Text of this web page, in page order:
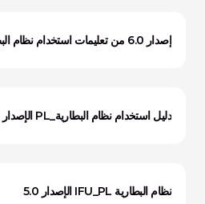
إصدار 6.0 من تعليمات استخدام نظام البطارية
دليل استخدام نظام البطارية_PL الإصدار 6.0
نظام البطارية IFU_PL الإصدار 5.0